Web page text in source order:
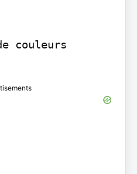
couleurs